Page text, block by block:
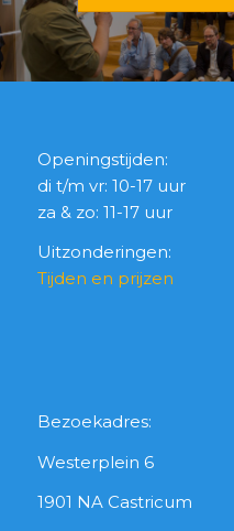
Openingstijden:
di t/m vr: 10-17 uur
za & zo: 11-17 uur
Uitzonderingen:
Tijden en prijzen
Bezoekadres:
Westerplein 6
1901 NA Castricum